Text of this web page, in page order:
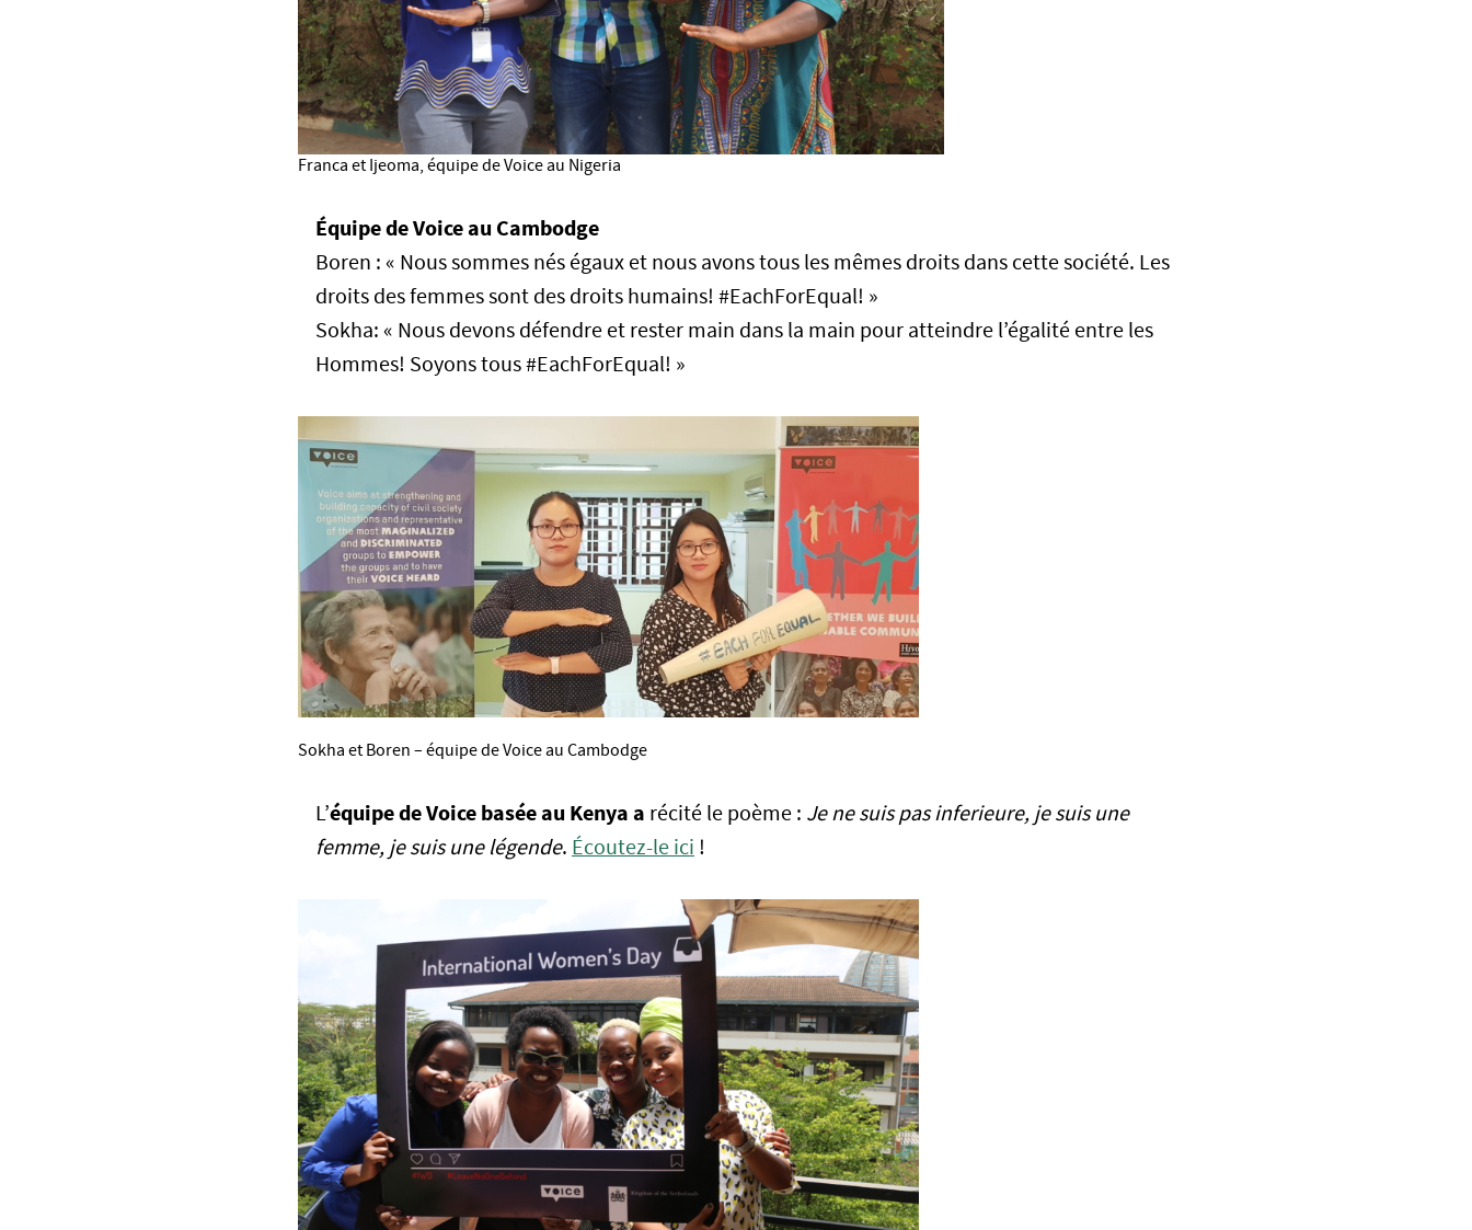
Franca et Ijeoma, équipe de Voice au Nigeria
Équipe de Voice au Cambodge
Boren : « Nous sommes nés égaux et nous avons tous les mêmes droits dans cette société. Les
droits des femmes sont des droits humains! #EachForEqual! »
Sokha: « Nous devons défendre et rester main dans la main pour atteindre l’égalité entre les
Hommes! Soyons tous #EachForEqual! »
Sokha et Boren – équipe de Voice au Cambodge
L’équipe de Voice basée au Kenya a récité le poème : Je ne suis pas inferieure, je suis une
femme, je suis une légende. Écoutez-le ici !